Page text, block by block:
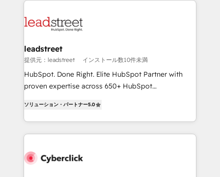
marketing, and service teams. From setup to
management, and speed up deal closures. With 500+
projects completed, our Agile approach ensures your
HubSpot CRM drives measurable results. Our
RevOps services align your sales, marketing, and
optimize the revenue lifecycle—lead generation to
retention—by refining processes and eliminating
maximize profitability and adapt to your goals.
leadstreet
提供元：leadstreet インストール数10件未満
HubSpot. Done Right. Elite HubSpot Partner with
proven expertise across 650+ HubSpot
experience, we help you use the HubSpot platform
to its fullest capacity, improve your current HubSpot
website, or build your new one.
ソリューション・パートナー5.0